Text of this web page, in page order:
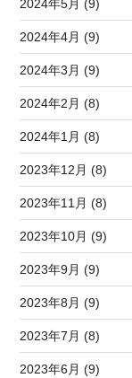
2024年5月 (9)
2024年4月 (9)
2024年3月 (9)
2024年2月 (8)
2024年1月 (8)
2023年12月 (8)
2023年11月 (8)
2023年10月 (9)
2023年9月 (9)
2023年8月 (9)
2023年7月 (8)
2023年6月 (9)